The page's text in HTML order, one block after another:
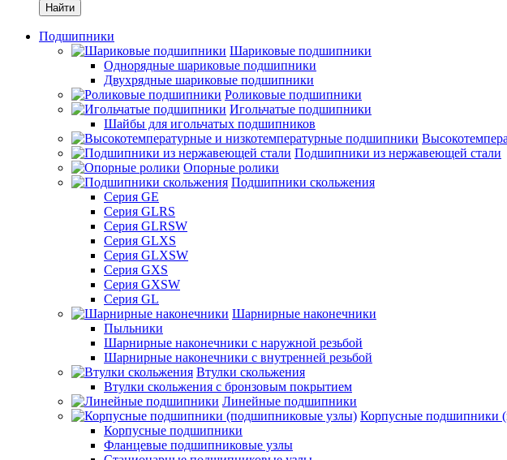
Найти
Подшипники
Шариковые подшипники
Однорядные шариковые подшипники
Двухрядные шариковые подшипники
Роликовые подшипники
Игольчатые подшипники
Шайбы для игольчатых подшипников
Подшипники из нержавеющей стали
Опорные ролики
Подшипники скольжения
Серия GE
Серия GLRS
Серия GLRSW
Серия GLXS
Серия GLXSW
Серия GXS
Серия GXSW
Серия GL
Шарнирные наконечники
Пыльники
Шарнирные наконечники с наружной резьбой
Шарнирные наконечники с внутренней резьбой
Втулки скольжения
Втулки скольжения с бронзовым покрытием
Линейные подшипники
Корпусные подшипники
Корпусные подшипники
Фланцевые подшипниковые узлы